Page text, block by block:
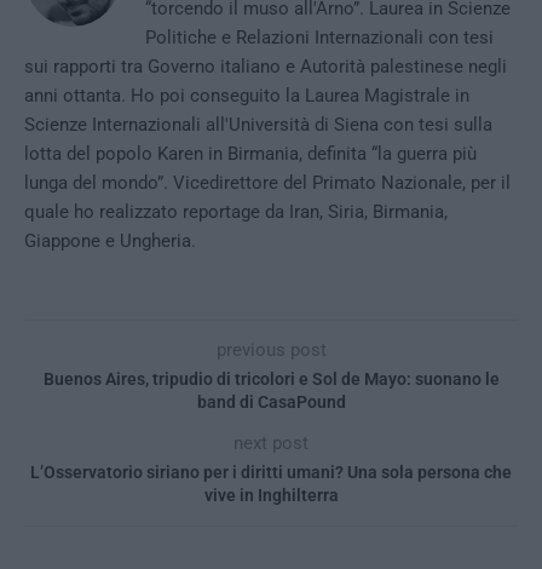
“torcendo il muso all'Arno”. Laurea in Scienze
Politiche e Relazioni Internazionali con tesi
sui rapporti tra Governo italiano e Autorità palestinese negli
anni ottanta. Ho poi conseguito la Laurea Magistrale in
Scienze Internazionali all'Università di Siena con tesi sulla
lotta del popolo Karen in Birmania, definita “la guerra più
lunga del mondo”. Vicedirettore del Primato Nazionale, per il
quale ho realizzato reportage da Iran, Siria, Birmania,
Giappone e Ungheria.
previous post
Buenos Aires, tripudio di tricolori e Sol de Mayo: suonano le
band di CasaPound
next post
L’Osservatorio siriano per i diritti umani? Una sola persona che
vive in Inghilterra